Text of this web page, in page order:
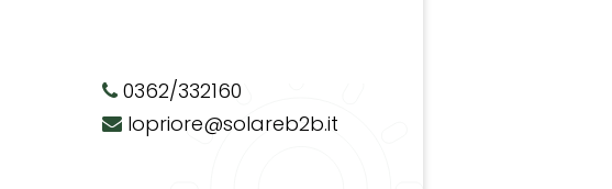
0362/332160
lopriore@solareb2b.it